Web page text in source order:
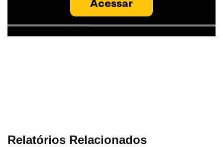
Acessar
Relatórios Relacionados